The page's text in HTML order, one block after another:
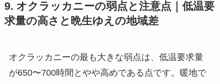
9. オクラッカニーの弱点と注意点｜低温要
求量の高さと晩生ゆえの地域差
オクラッカニーの最も大きな弱点は、低温要求量
が650〜700時間とやや高めである点です。暖地で